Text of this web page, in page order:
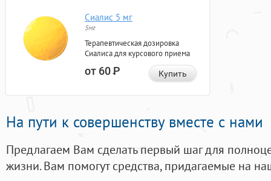
Сиалис 5 мг
5мг
Терапевтическая дозировка
Сиалиса для курсового приема
от 60Р Купить
На пути к совершенству вместе с нами
Предлагаем Вам сделать первый шаг для
жизни. Вам помогут средства, придагаемые на